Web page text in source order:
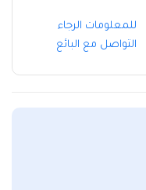
للمعلومات الرجاء
التواصل مع البائع